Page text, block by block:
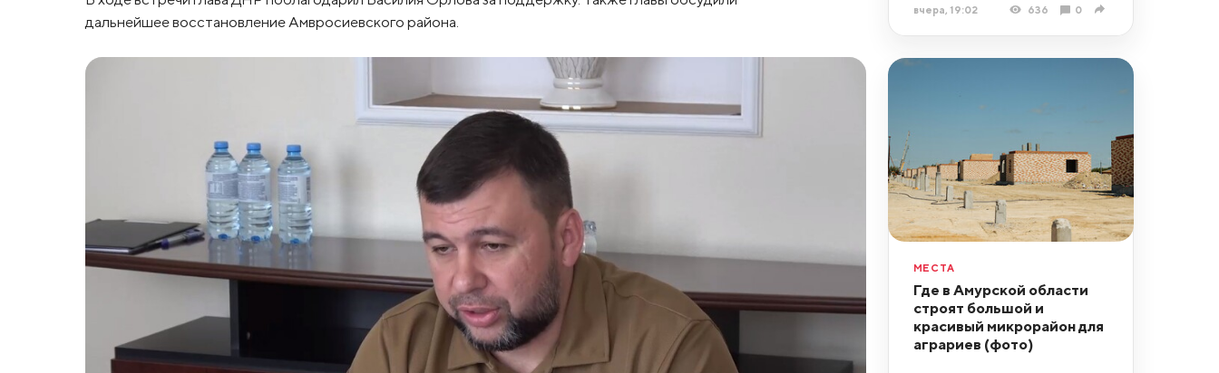
дальнейшее восстановление Амвросиевского района.
вчера, 19:02 636 0
МЕСТА
Где в Амурской области
строят большой и
красивый микрорайон для
аграриев (фото)